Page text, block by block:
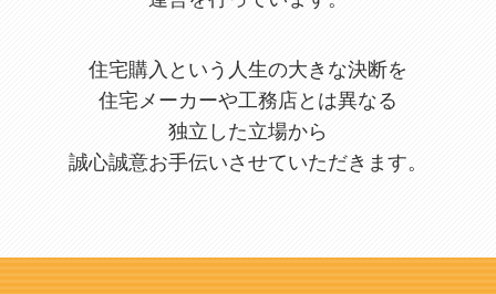
住宅購入という人生の大きな決断を
住宅メーカーや工務店とは異なる
独立した立場から
誠心誠意お手伝いさせていただきます。